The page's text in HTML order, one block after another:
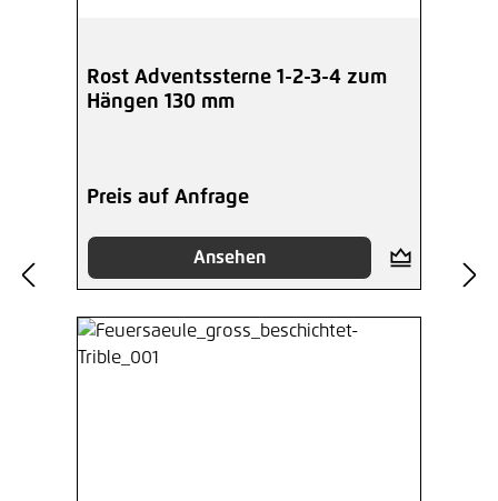
Rost Adventssterne 1-2-3-4 zum
Hängen 130 mm
Preis auf Anfrage
Ansehen